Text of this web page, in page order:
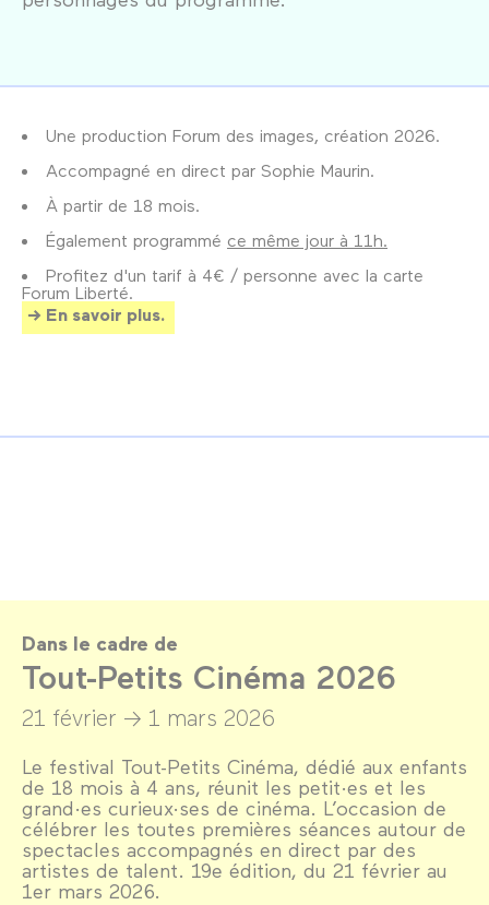
Une production Forum des images, création 2026.
Accompagné en direct par Sophie Maurin.
À partir de 18 mois.
Également programmé ce même jour à 11h.
Profitez d'un tarif à 4€ / personne avec la carte
Forum Liberté.
En savoir plus.
Dans le cadre de
Tout-Petits Cinéma 2026
21 février → 1 mars 2026
Le festival Tout-Petits Cinéma, dédié aux enfants
de 18 mois à 4 ans, réunit les petit·es et les
grand·es curieux·ses de cinéma. L’occasion de
célébrer les toutes premières séances autour de
spectacles accompagnés en direct par des
artistes de talent. 19e édition, du 21 février au
1er mars 2026.